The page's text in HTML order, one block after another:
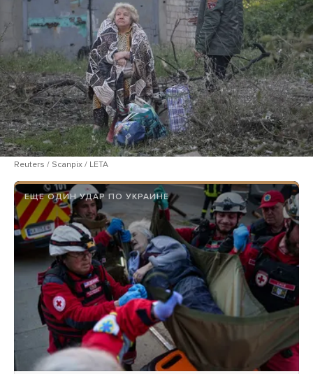
Reuters / Scanpix / LETA
ЕЩЕ ОДИН УДАР ПО УКРАИНЕ